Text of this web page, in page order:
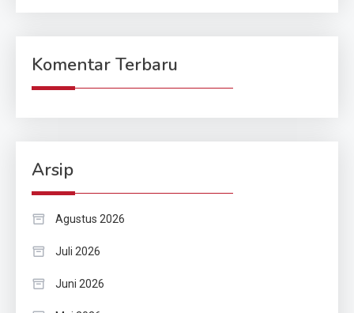
Komentar Terbaru
Arsip
Agustus 2026
Juli 2026
Juni 2026